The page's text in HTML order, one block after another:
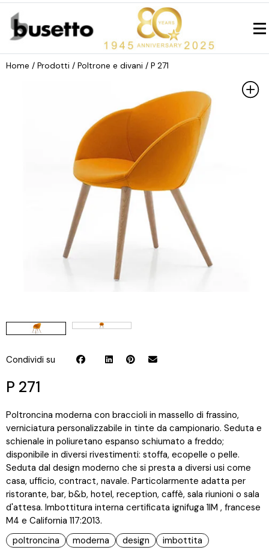
Home / Prodotti / Poltrone e divani / P 271
Condividi su
P 271
Poltroncina moderna con braccioli in massello di frassino,
verniciatura personalizzabile in tinte da campionario. Seduta e
schienale in poliuretano espanso schiumato a freddo;
disponibile in diversi rivestimenti: stoffa, ecopelle o pelle.
Seduta dal design moderno che si presta a diversi usi come
casa, ufficio, contract, navale. Particolarmente adatta per
ristorante, bar, b&b, hotel, reception, caffè, sala riunioni o sala
d'attesa. Imbottitura interna certificata ignifuga 1IM , francese
M4 e California 117:2013.
poltroncina
moderna design imbottita